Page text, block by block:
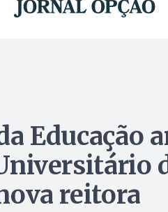
Educação
reitora